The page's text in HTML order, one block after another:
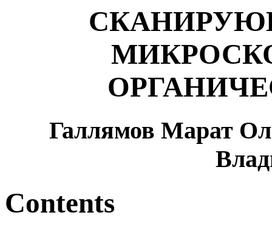
Галлямов Марат
Contents